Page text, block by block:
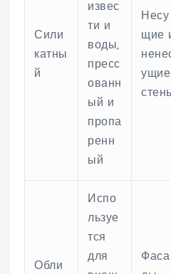
Сили
катны
й
извес
ти и
воды,
пресс
ованн
ый и
пропа
ренн
ый
Несу
щие
ущие
Обли
Испо
льзуе
тся
для
Фаса